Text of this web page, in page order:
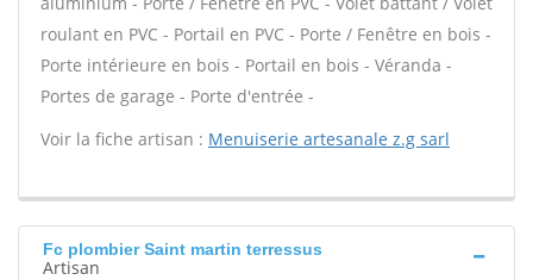
roulant en PVC - Portail en PVC - Porte / Fenêtre en bois -
Porte intérieure en bois - Portail en bois - Véranda -
Portes de garage - Porte d'entrée -
Voir la fiche artisan : Menuiserie artesanale z.g sarl
Fc plombier Saint martin terressus
Artisan